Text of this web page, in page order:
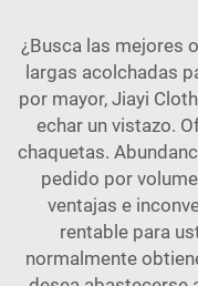
¿Busca las mejores
largas acolchadas
por mayor, Jiayi
echar un vistazo.
chaquetas.
pedido por
ventajas e
rentable para
normalmente